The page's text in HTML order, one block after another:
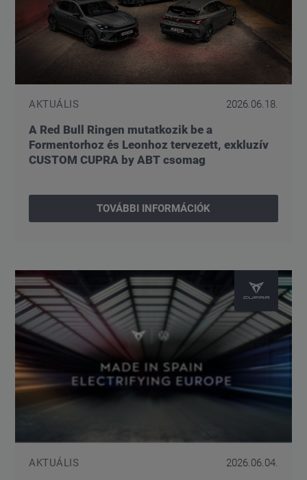
AKTUÁLIS 2026.06.18.
A Red Bull Ringen mutatkozik be a
Formentorhoz és Leonhoz tervezett, exkluzív
CUSTOM CUPRA by ABT csomag
TOVÁBBI INFORMÁCIÓK
AKTUÁLIS 2026.06.04.